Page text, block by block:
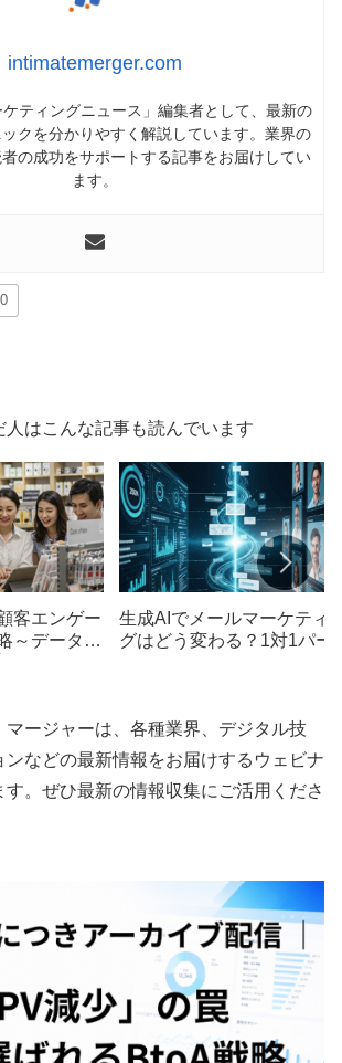
intimatemerger.com
ケティングニュース」編集者として、最新の
ックを分かりやすく解説しています。業界の
の成功をサポートする記事をお届けしてい
ます。
0
人はこんな記事も読んでいます
客エンゲー
～データ統
生成AIでメールマーケティ
グはどう変わる？1対1パー
マージャーは、各種業界、デジタル技
ンなどの最新情報をお届けするウェビナ
す。ぜひ最新の情報収集にご活用くださ